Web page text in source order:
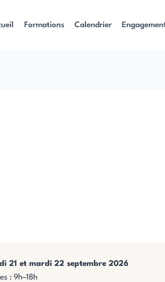
Formations Calendrier
21 et mardi 22 septembre 2026
: 9h–18h